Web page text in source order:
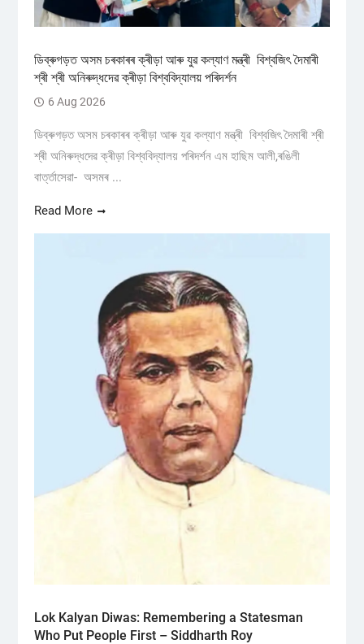
ডিব্ৰুগড়ত অসম চৰকাৰৰ ক্ৰীড়া আৰু যুৱ কল্যাণ মন্ত্ৰী বিশ্বজিৎ দৈমাৰী
শ্ৰী শ্ৰী অনিৰুদ্ধদেৱ ক্ৰীড়া বিশ্ববিদ্যালয় পৰিদৰ্শন
6 Aug 2026
ডিব্ৰুগড়ত অসম চৰকাৰৰ ক্ৰীড়া আৰু যুৱ কল্যাণ মন্ত্ৰী বিশ্বজিৎ দৈমাৰী শ্ৰী
শ্ৰী অনিৰুদ্ধদেৱ ক্ৰীড়া বিশ্ববিদ্যালয় পৰিদৰ্শন এম হাছিম আলী,ৰঙিলী
বাৰ্ত্তাসেৱা- অসমৰ ...
Read More
Lok Kalyan Diwas: Remembering a Statesman
Who Put People First – Siddharth Roy